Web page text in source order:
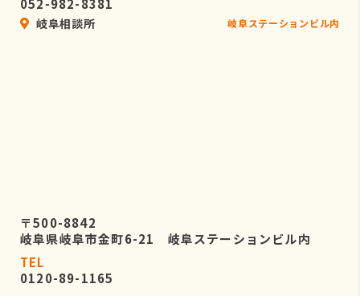
052-982-8381
岐阜相談所 岐阜ステーションビル内
〒500-8842
岐阜県岐阜市金町6-21 岐阜ステーションビル内
TEL
0120-89-1165